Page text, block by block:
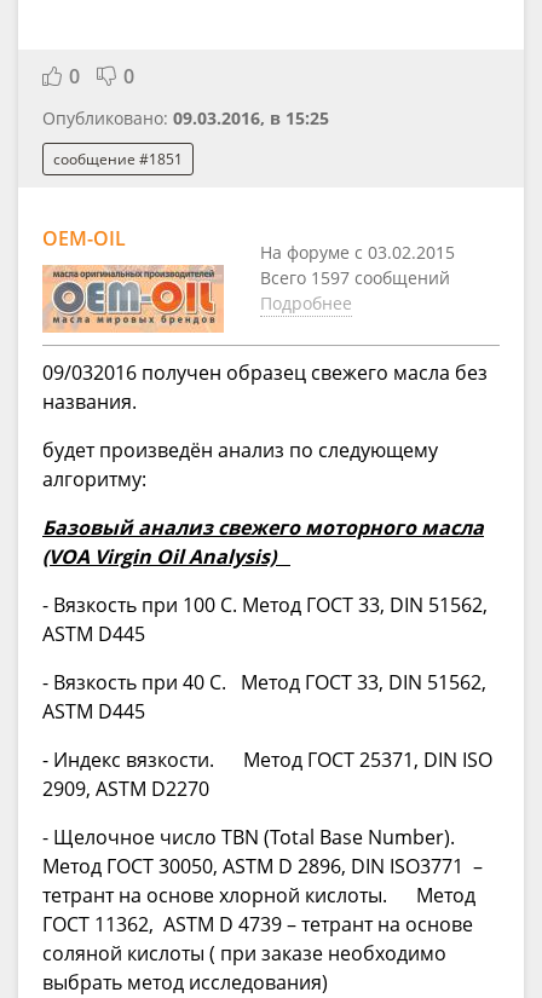
0 0
Опубликовано: 09.03.2016, в 15:25
сообщение #1851
OEM-OIL
На форуме с 03.02.2015
Всего 1597 сообщений
Подробнее
09/032016 получен образец свежего масла без
названия.
будет произведён анализ по следующему
алгоритму:
Базовый анализ свежего моторного масла
(VOA Virgin Oil Analysis)
- Вязкость при 100 С. Метод ГОСТ 33, DIN 51562,
ASTM D445
- Вязкость при 40 С. Метод ГОСТ 33, DIN 51562,
ASTM D445
- Индекс вязкости. Метод ГОСТ 25371, DIN ISO
2909, ASTM D2270
- Щелочное число TBN (Total Base Number).
Метод ГОСТ 30050, ASTM D 2896, DIN ISO3771 –
тетрант на основе хлорной кислоты. Метод
ГОСТ 11362, ASTM D 4739 – тетрант на основе
соляной кислоты ( при заказе необходимо
выбрать метод исследования)